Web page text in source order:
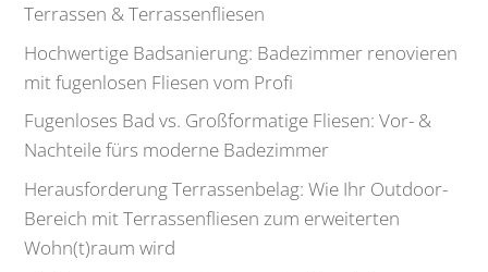
Terrassen & Terrassenfliesen
Hochwertige Badsanierung: Badezimmer renovieren
mit fugenlosen Fliesen vom Profi
Fugenloses Bad vs. Großformatige Fliesen: Vor- &
Nachteile fürs moderne Badezimmer
Herausforderung Terrassenbelag: Wie Ihr Outdoor-
Bereich mit Terrassenfliesen zum erweiterten
Wohn(t)raum wird